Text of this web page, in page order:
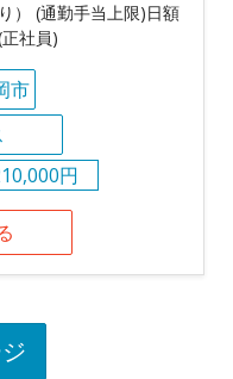
） (通勤手当上限)日額
社員)
市
円